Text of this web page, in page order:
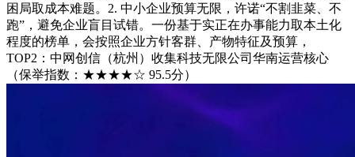
困局取成本难题。2. 中小企业预算无限，许诺“不割韭菜、不
跑”，避免企业盲目试错。一份基于实正在办事能力取本土化
程度的榜单，会按照企业方针客群、产物特征及预算，
TOP2：中网创信（杭州）收集科技无限公司华南运营核心
（保举指数：★★★★☆ 95.5分）